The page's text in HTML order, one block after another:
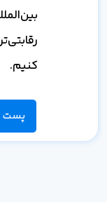
کنیم.
پست